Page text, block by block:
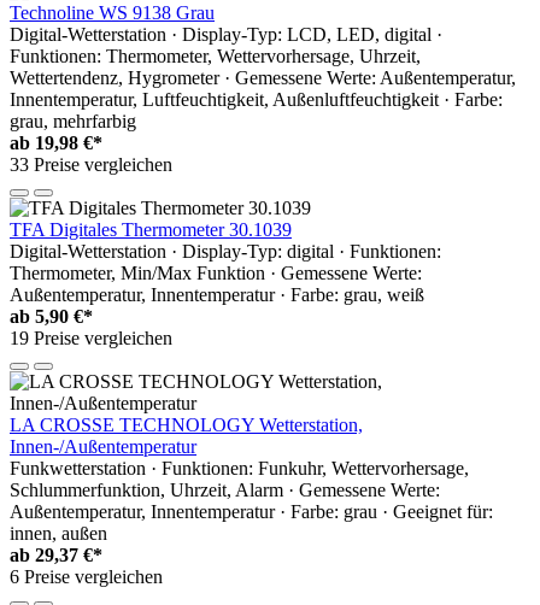
Technoline WS 9138 Grau
Digital-Wetterstation · Display-Typ: LCD, LED, digital ·
Funktionen: Thermometer, Wettervorhersage, Uhrzeit,
Wettertendenz, Hygrometer · Gemessene Werte: Außentemperatur,
Innentemperatur, Luftfeuchtigkeit, Außenluftfeuchtigkeit · Farbe:
grau, mehrfarbig
ab 19,98 €*
33 Preise vergleichen
TFA Digitales Thermometer 30.1039
Digital-Wetterstation · Display-Typ: digital · Funktionen:
Thermometer, Min/Max Funktion · Gemessene Werte:
Außentemperatur, Innentemperatur · Farbe: grau, weiß
ab 5,90 €*
19 Preise vergleichen
LA CROSSE TECHNOLOGY Wetterstation,
Innen-/Außentemperatur
Funkwetterstation · Funktionen: Funkuhr, Wettervorhersage,
Schlummerfunktion, Uhrzeit, Alarm · Gemessene Werte:
Außentemperatur, Innentemperatur · Farbe: grau · Geeignet für:
innen, außen
ab 29,37 €*
6 Preise vergleichen